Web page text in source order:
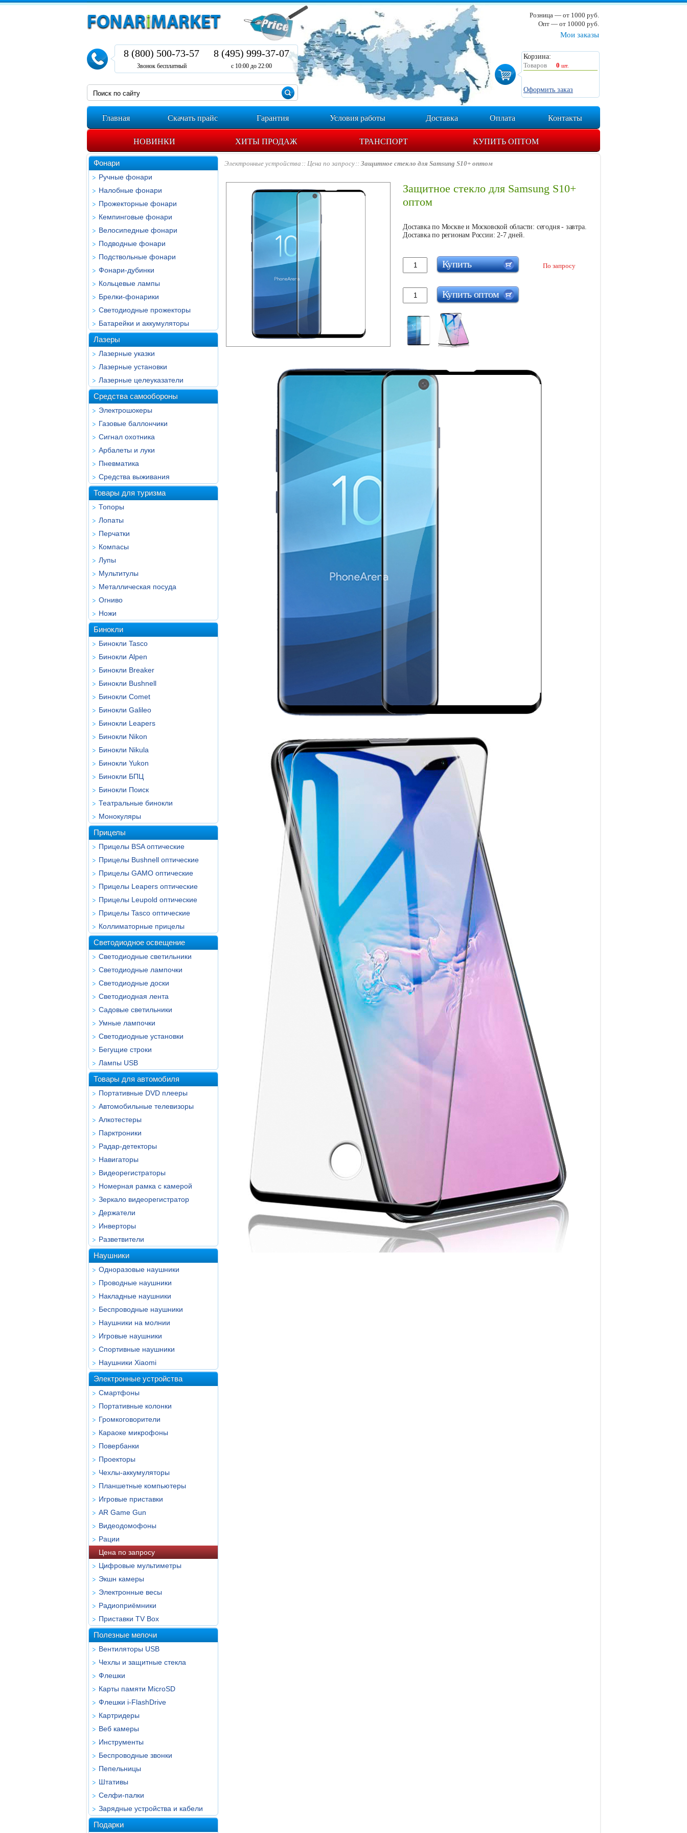
Мои заказы
Корзина:
Товаров
0 шт.
Оформить заказ
8 (800) 500-73-57
Звонок бесплатный
8 (495) 999-37-07
с 10:00 до 22:00
Розница — от 1000 руб.
Опт — от 10000 руб.
Главная Скачать прайс Гарантия Условия работы Доставка Оплата Контакты
НОВИНКИ ХИТЫ ПРОДАЖ ТРАНСПОРТ КУПИТЬ ОПТОМ
Фонари
Ручные фонари
Налобные фонари
Прожекторные фонари
Кемпинговые фонари
Велосипедные фонари
Подводные фонари
Подствольные фонари
Фонари-дубинки
Кольцевые лампы
Брелки-фонарики
Светодиодные прожекторы
Батарейки и аккумуляторы
Лазеры
Лазерные указки
Лазерные установки
Лазерные целеуказатели
Средства самообороны
Электрошокеры
Газовые баллончики
Сигнал охотника
Арбалеты и луки
Пневматика
Средства выживания
Товары для туризма
Топоры
Лопаты
Перчатки
Компасы
Лупы
Мультитулы
Металлическая посуда
Огниво
Ножи
Бинокли
Бинокли Tasco
Бинокли Alpen
Бинокли Breaker
Бинокли Bushnell
Бинокли Comet
Бинокли Galileo
Бинокли Leapers
Бинокли Nikon
Бинокли Nikula
Бинокли Yukon
Бинокли БПЦ
Бинокли Поиск
Театральные бинокли
Монокуляры
Прицелы
Прицелы BSA оптические
Прицелы Bushnell оптические
Прицелы GAMO оптические
Прицелы Leapers оптические
Прицелы Leupold оптические
Прицелы Tasco оптические
Коллиматорные прицелы
Светодиодное освещение
Светодиодные светильники
Светодиодные лампочки
Светодиодные доски
Светодиодная лента
Садовые светильники
Умные лампочки
Светодиодные установки
Бегущие строки
Лампы USB
Товары для автомобиля
Портативные DVD плееры
Автомобильные телевизоры
Алкотестеры
Парктроники
Радар-детекторы
Навигаторы
Видеорегистраторы
Номерная рамка с камерой
Зеркало видеорегистратор
Держатели
Инверторы
Разветвители
Наушники
Одноразовые наушники
Проводные наушники
Накладные наушники
Беспроводные наушники
Наушники на молнии
Игровые наушники
Спортивные наушники
Наушники Xiaomi
Электронные устройства
Смартфоны
Портативные колонки
Громкоговорители
Караоке микрофоны
Повербанки
Проекторы
Чехлы-аккумуляторы
Планшетные компьютеры
Игровые приставки
AR Game Gun
Видеодомофоны
Рации
Цена по запросу
Цифровые мультиметры
Экшн камеры
Электронные весы
Радиоприёмники
Приставки TV Box
Полезные мелочи
Вентиляторы USB
Чехлы и защитные стекла
Флешки
Карты памяти MicroSD
Флешки i-FlashDrive
Картридеры
Веб камеры
Инструменты
Беспроводные звонки
Пепельницы
Штативы
Селфи-палки
Зарядные устройства и кабели
Подарки
Электронные устройства Цена по запросу Защитное стекло для Samsung S10+ оптом
Защитное стекло для Samsung S10+
оптом
Доставка по Москве и Московской области: сегодня - завтра.
Доставка по регионам России: 2-7 дней.
По запросу
Купить
Купить оптом